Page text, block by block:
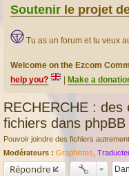
Soutenir le projet
Tu as un forum et tu veux
Welcome on the Ezcom
help you?
Make a
RECHERCHE :
fichiers dans phpBB
Pouvoir joindre des fichiers
Modérateurs : Graphistes
Répondre